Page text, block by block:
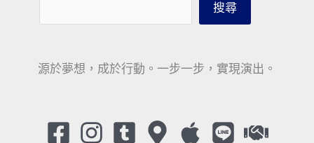
搜尋
源於夢想，成於行動。一步一步，實現演出。